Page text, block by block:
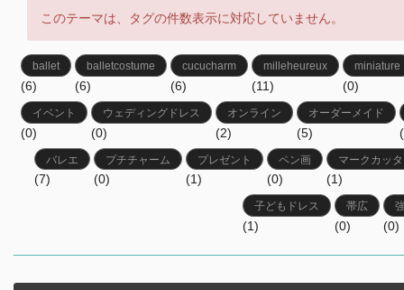
このテーマは、タグの件数表示に対応していません。
ballet
(6)
balletcostume
(6)
cucucharm
(6)
milleheureux
(11)
miniature
(0)
イベント
(0)
ウェディングドレス
(0)
オンライン
(2)
オーダーメイド
(5)
バレエ
(7)
プチチャーム
(0)
プレゼント
(1)
ペン画
(0)
マークカッ
(1)
子どもドレス
(1)
帯広
(0) (0)